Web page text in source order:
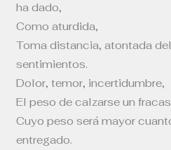
ha dado,
Como aturdida,
Toma distancia, atontada
sentimientos.
Dolor, temor, incertidumbre,
El peso de calzarse un
Cuyo peso será mayor
entregado.